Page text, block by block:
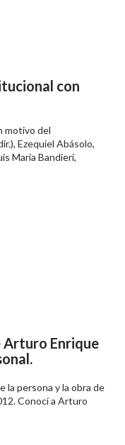
con
motivo del
Ezequiel Abásolo,
María Bandieri,
Arturo Enrique
la persona y la obra de
Conocí a Arturo